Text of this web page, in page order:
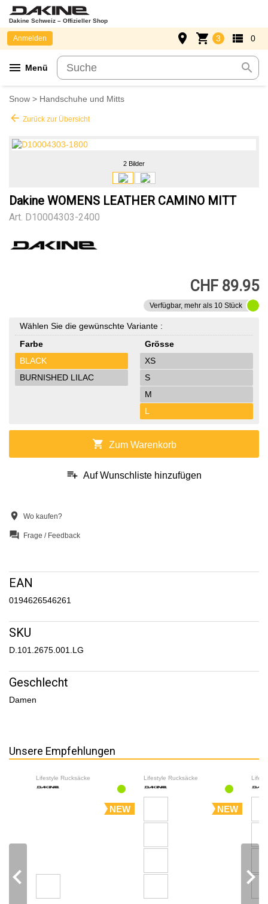
Dakine Schweiz – Offizieller Shop
menu Menü search
Anmelden place shopping_cart 3 view_list 0
Snow > Handschuhe und Mitts
arrow_back Zurück zur Übersicht
2 Bilder
Dakine WOMENS LEATHER CAMINO MITT
Art. D10004303-2400
CHF 89.95
Verfügbar, mehr als 10 Stück
Wählen Sie die gewünschte Variante :
Farbe
BLACK
BURNISHED LILAC
Grösse
XS
S
M
L
shopping_cart Zum Warenkorb
playlist_add Auf Wunschliste hinzufügen
location_on Wo kaufen?
question_answer Frage / Feedback
EAN
0194626546261
SKU
D.101.2675.001.LG
Geschlecht
Damen
Unsere Empfehlungen
Lifestyle Rucksäcke
NEW
Lifestyle Rucksäcke
NEW
navigate_before navigate_next